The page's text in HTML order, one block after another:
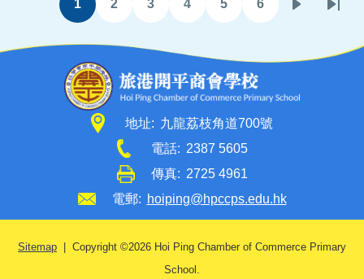
目
頁
面
1 2 3 4 5 6
頁
Last
地址: 九龍荔枝角道700號
電話: 2387 5605
傳真: 2725 4961
電郵: hoiping@hpccps.edu.hk
Sitemap | Copyright ©2026 Hoi Ping Chamber of Commerce Primary
School.